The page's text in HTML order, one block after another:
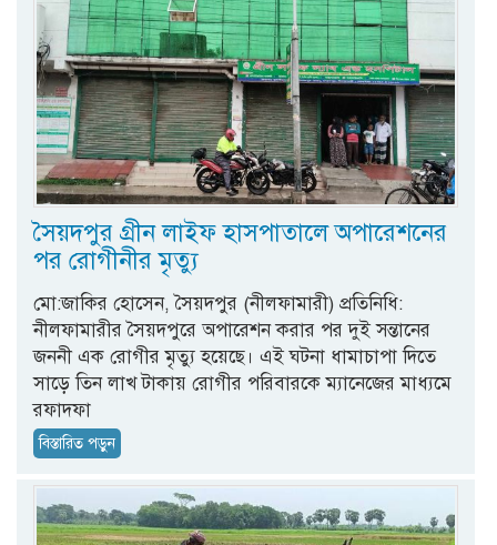
সৈয়দপুর গ্রীন লাইফ হাসপাতালে অপারেশনের
পর রোগীনীর মৃত্যু
মো:জাকির হোসেন, সৈয়দপুর (নীলফামারী) প্রতিনিধি:
নীলফামারীর সৈয়দপুরে অপারেশন করার পর দুই সন্তানের
জননী এক রোগীর মৃত্যু হয়েছে। এই ঘটনা ধামাচাপা দিতে
সাড়ে তিন লাখ টাকায় রোগীর পরিবারকে ম্যানেজের মাধ্যমে
রফাদফা
বিস্তারিত পড়ুন